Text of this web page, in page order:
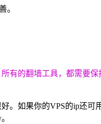
。
有的翻墙工具，都需要
。如果你的VPS的ip还可